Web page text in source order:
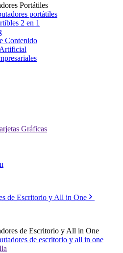
Portátiles
portátiles
2 en 1
Contenido
Gráficas
de Escritorio y All in One
de Escritorio y All in One
de escritorio y all in one